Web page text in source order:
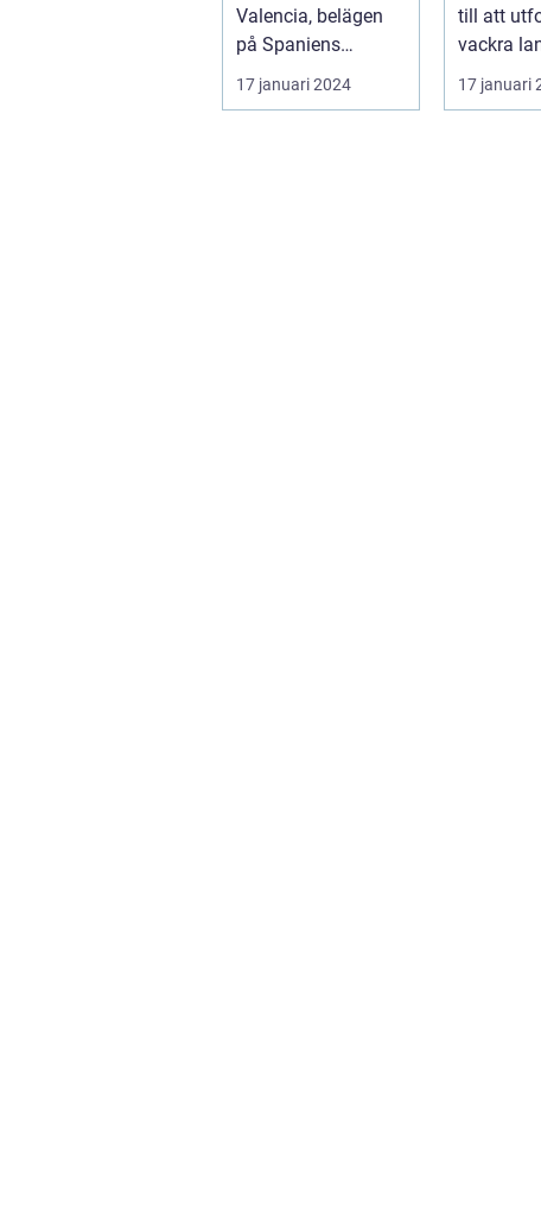
Valencia, belägen
på Spaniens
östkust, är en
populär destinatio...
17 januari 2024
till att
vackra
17 januari